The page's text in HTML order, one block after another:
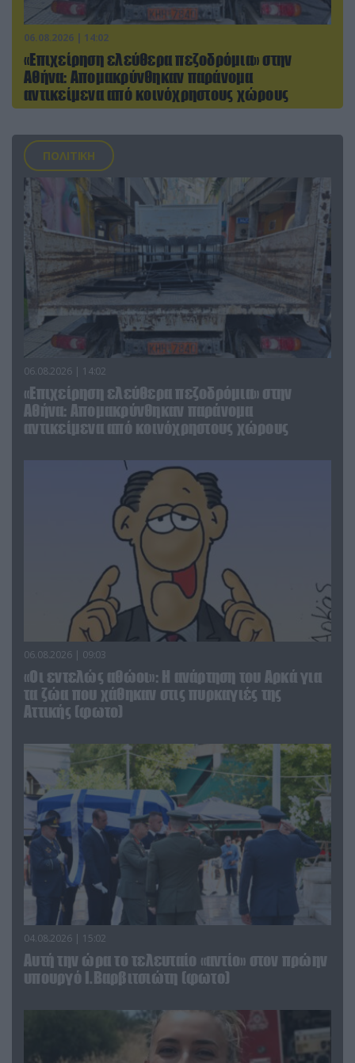
06.08.2026 | 14:02
«Επιχείρηση ελεύθερα πεζοδρόμια» στην
Αθήνα: Απομακρύνθηκαν παράνομα
αντικείμενα από κοινόχρηστους χώρους
ΠΟΛΙΤΙΚΗ
06.08.2026 | 14:02
«Επιχείρηση ελεύθερα πεζοδρόμια» στην
Αθήνα: Απομακρύνθηκαν παράνομα
αντικείμενα από κοινόχρηστους χώρους
06.08.2026 | 09:03
«Οι εντελώς αθώοι»: Η ανάρτηση του Αρκά για
τα ζώα που χάθηκαν στις πυρκαγιές της
Αττικής (φωτο)
04.08.2026 | 15:02
Αυτή την ώρα το τελευταίο «αντίο» στον πρώην
υπουργό Ι.Βαρβιτσιώτη (φωτο)